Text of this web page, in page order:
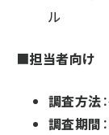
ル
■担当者向け
調査方法
調査期間